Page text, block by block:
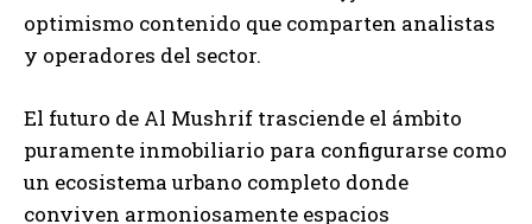
optimismo contenido que comparten analistas
y operadores del sector.
El futuro de Al Mushrif trasciende el ámbito
puramente inmobiliario para configurarse como
un ecosistema urbano completo donde
conviven armoniosamente espacios